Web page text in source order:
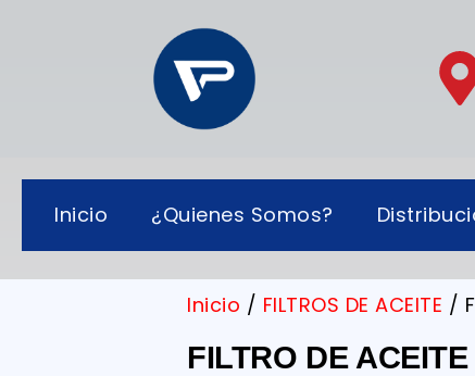
Inicio ¿Quienes Somos?
Inicio / FILTROS DE ACEITE /
FILTRO DE